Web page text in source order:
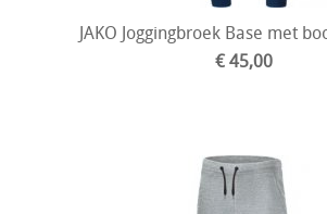
JAKO Joggingbroek Base met
€ 45,00